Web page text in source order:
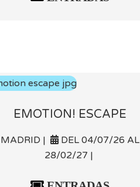
EMOTION! ESCAPE
MADRID |
DEL 04/07/26 AL
28/02/27 |